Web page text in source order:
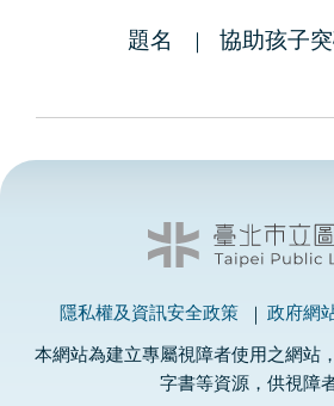
題名 協助孩子
隱私權及資訊安全政策 政府網
本網站為建立專屬視障者使用之網站
字書等資源，供視障